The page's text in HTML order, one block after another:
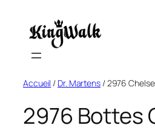
content
Accueil / Dr. Martens/ 2976
2976 Bottes